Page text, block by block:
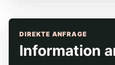
DIREKTE ANFRAGE
Information